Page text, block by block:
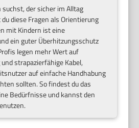
suchst, der sicher im Alltag
diese Fragen als Orientierung
mit Kindern ist eine
ein guter Überhitzungsschutz
legen mehr Wert auf
strapazierfähige Kabel,
auf einfache Handhabung
sollten. So findest du das
Bedürfnisse und kannst den